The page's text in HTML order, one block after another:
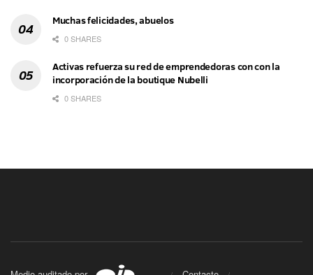
Muchas felicidades, abuelos
0 SHARES
Activas refuerza su red de emprendedoras con con la
incorporación de la boutique Nubelli
0 SHARES